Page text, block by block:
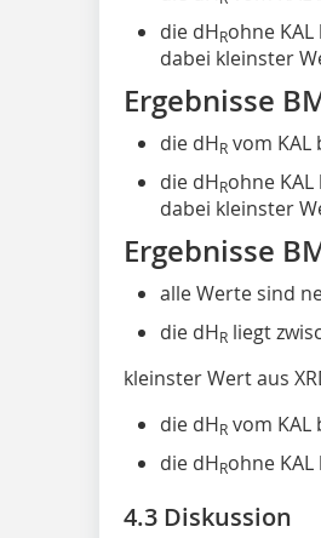
die dHRohne
dabei kleinster
Ergebnisse
die dHR vom KAL
die dHRohne
dabei kleinster
Ergebnisse
alle Werte sind
die dHR liegt
kleinster Wert aus
die dHR vom KAL
die dHRohne
4.3 Diskussion